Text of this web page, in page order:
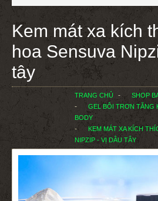
Kem mát xa kích
hoa Sensuva
tây
TRANG CHỦ
SHOP
GEL BÔI TRƠN TĂNG
BODY
KEM MÁT XA KÍCH
NIPZIP - VỊ DÂU TÂY